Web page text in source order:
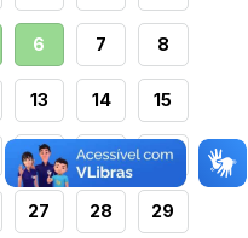
6 7 8
13 14 15
20 21 22
27 28 29